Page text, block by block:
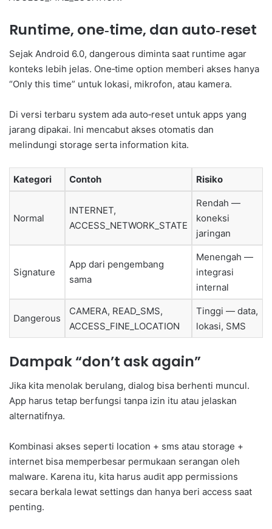
Runtime, one‑time, dan auto‑reset
Sejak Android 6.0, dangerous diminta saat runtime agar
konteks lebih jelas. One‑time option memberi akses hanya
“Only this time” untuk lokasi, mikrofon, atau kamera.
Di versi terbaru system ada auto‑reset untuk apps yang
jarang dipakai. Ini mencabut akses otomatis dan
melindungi storage serta information kita.
Kategori Contoh Risiko
Normal
INTERNET,
ACCESS_NETWORK_STATE
Rendah —
koneksi
jaringan
Signature
App dari pengembang
sama
Menengah —
integrasi
internal
Dangerous
CAMERA, READ_SMS,
ACCESS_FINE_LOCATION
Tinggi — data,
lokasi, SMS
Dampak “don’t ask again”
Jika kita menolak berulang, dialog bisa berhenti muncul.
App harus tetap berfungsi tanpa izin itu atau jelaskan
alternatifnya.
Kombinasi akses seperti location + sms atau storage +
internet bisa memperbesar permukaan serangan oleh
malware. Karena itu, kita harus audit app permissions
secara berkala lewat settings dan hanya beri access saat
penting.